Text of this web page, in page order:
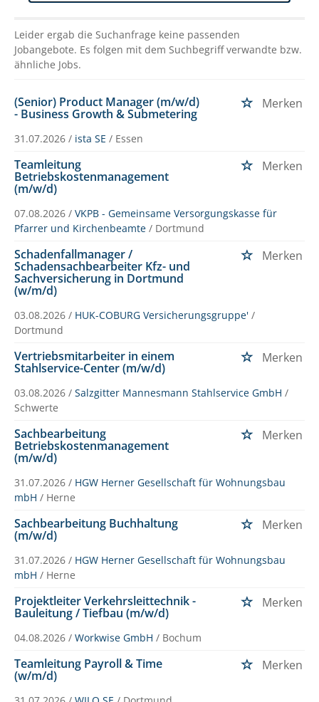
Leider ergab die Suchanfrage keine passenden
Jobangebote. Es folgen mit dem Suchbegriff verwandte bzw.
ähnliche Jobs.
(Senior) Product Manager (m/w/d)
- Business Growth & Submetering
Merken
31.07.2026 / ista SE / Essen
Teamleitung
Betriebskostenmanagement
(m/w/d)
Merken
07.08.2026 / VKPB - Gemeinsame Versorgungskasse für
Pfarrer und Kirchenbeamte / Dortmund
Schadenfallmanager /
Schadensachbearbeiter Kfz- und
Sachversicherung in Dortmund
(w/m/d)
Merken
03.08.2026 / HUK-COBURG Versicherungsgruppe' /
Dortmund
Vertriebsmitarbeiter in einem
Stahlservice-Center (m/w/d)
Merken
03.08.2026 / Salzgitter Mannesmann Stahlservice GmbH /
Schwerte
Sachbearbeitung
Betriebskostenmanagement
(m/w/d)
Merken
31.07.2026 / HGW Herner Gesellschaft für Wohnungsbau
mbH / Herne
Sachbearbeitung Buchhaltung
(m/w/d)
Merken
31.07.2026 / HGW Herner Gesellschaft für Wohnungsbau
mbH / Herne
Projektleiter Verkehrsleittechnik -
Bauleitung / Tiefbau (m/w/d)
Merken
04.08.2026 / Workwise GmbH / Bochum
Teamleitung Payroll & Time
(w/m/d)
Merken